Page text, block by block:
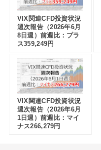
VIX関連CFD投資状況
週次報告（2026年6月
8日週）前週比：プラ
ス359,249円
VIX関連CFD投資状況
週次報告（2026年6月
1日週）前週比：マイ
ナス266,279円